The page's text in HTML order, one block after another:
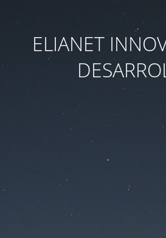
ELIANET